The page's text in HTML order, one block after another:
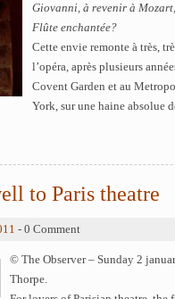
Giovanni, à revenir à
Flûte enchantée?
Cette envie remonte à très,
l’opéra, après plusieurs
Covent Garden et au
York, sur une haine absolue
to Paris theatre
- 0 Comment
© The Observer – Sunday 2
Thorpe.